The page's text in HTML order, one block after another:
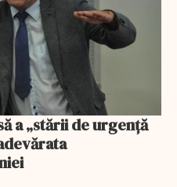
a „stării de urgență